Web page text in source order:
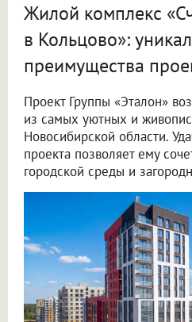
Жилой комплекс
в Кольцово»:
преимущества
Проект Группы «Эталон»
из самых уютных и
Новосибирской области.
проекта позволяет ему
городской среды и